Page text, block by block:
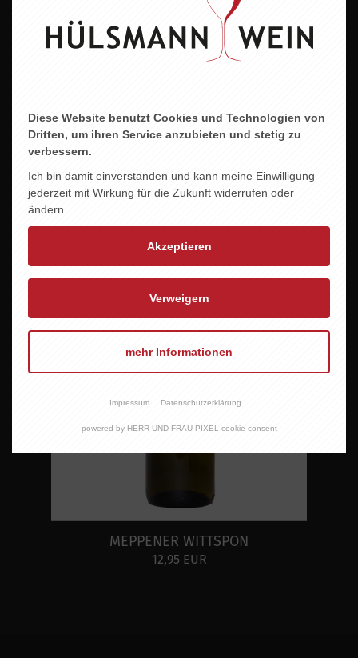
enthält Sulfite
ZU DIESEM PRODUKT PASST ...
MEPPENER WITTSPON
12,95 EUR
Diese Website benutzt Cookies und Technologien von
Dritten, um ihren Service anzubieten und stetig zu
verbessern.
Ich bin damit einverstanden und kann meine Einwilligung
jederzeit mit Wirkung für die Zukunft widerrufen oder
ändern.
Akzeptieren
Verweigern
mehr Informationen
Impressum Datenschutzerklärung
powered by HERR UND FRAU PIXEL cookie consent